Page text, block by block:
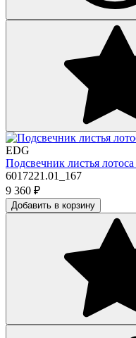
EDG
Подсвечник листья
6017221.01_167
9 360 ₽
Добавить в корзину